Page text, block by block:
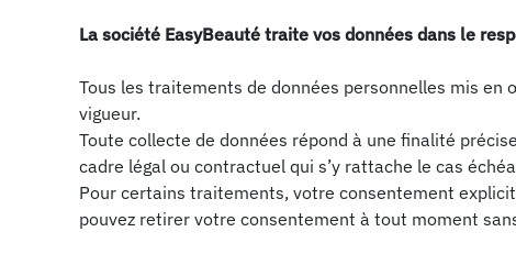
La société EasyBeauté traite vos données dans le
Tous les traitements de données personnelles mis
vigueur.
Toute collecte de données répond à une finalité
cadre légal ou contractuel qui s’y rattache le cas
Pour certains traitements, votre consentement
pouvez retirer votre consentement à tout moment